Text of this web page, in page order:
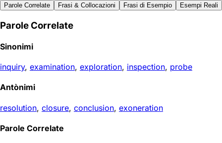
Parole Correlate Frasi & Collocazioni Frasi di Esempio Esempi Reali
Parole Correlate
Sinonimi
inquiry, examination, exploration, inspection, probe
Antònimi
resolution, closure, conclusion, exoneration
Parole Correlate